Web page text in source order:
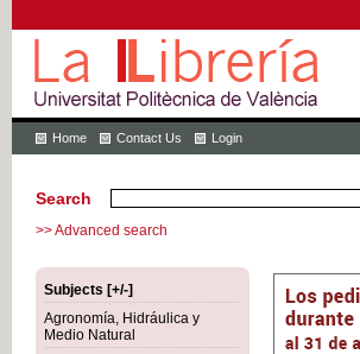
Home Contact Us Login
Search
>> Advanced search
Subjects [+/-]
Agronomía, Hidráulica y
Medio Natural